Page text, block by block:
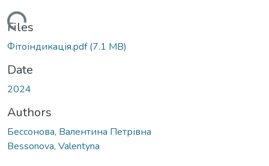
Files
Фітоіндикація.pdf(7.1 MB)
Date
2024
Authors
Бессонова, Валентина Петрівна
Bessonova, Valentyna